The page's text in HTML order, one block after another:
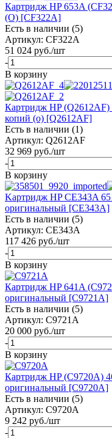
Картридж HP 653A
(O) [CF322A]
Есть в наличии (5)
Артикул: CF322A
51 024 руб./шт
-
В корзину
Картридж HP (Q2612AF)
копий (о) [Q2612AF]
Есть в наличии (1)
Артикул: Q2612AF
32 969 руб./шт
-
В корзину
Kартридж HP CE343A
оригинальный [CE343A]
Есть в наличии (5)
Артикул: CE343A
117 426 руб./шт
-
В корзину
Картридж HP 641A
оригинальный [C9721A]
Есть в наличии (5)
Артикул: C9721A
20 000 руб./шт
-
В корзину
Картридж HP (C9720A)
оригинальный [C9720A]
Есть в наличии (5)
Артикул: C9720A
9 242 руб./шт
-